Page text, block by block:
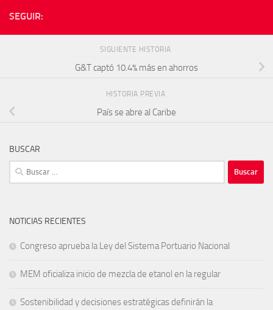
SEGUIR:
SIGUIENTE HISTORIA
G&T captó 10.4% más en ahorros
HISTORIA PREVIA
País se abre al Caribe
BUSCAR
Buscar:
NOTICIAS RECIENTES
Congreso aprueba la Ley del Sistema Portuario Nacional
MEM oficializa inicio de mezcla de etanol en la regular
Sostenibilidad y decisiones estratégicas definirán la